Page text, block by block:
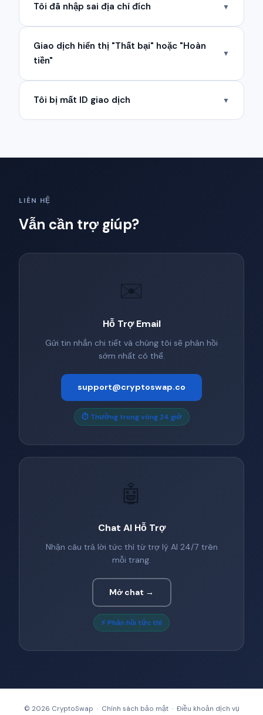
Tôi đã nhập sai địa chỉ đích ▼
Giao dịch hiển thị "Thất bại" hoặc "Hoàn
tiền"
▼
Tôi bị mất ID giao dịch ▼
LIÊN HỆ
Vẫn cần trợ giúp?
✉️
Hỗ Trợ Email
Gửi tin nhắn chi tiết và chúng tôi sẽ phản hồi
sớm nhất có thể.
support@cryptoswap.co
⏱ Thường trong vòng 24 giờ
🤖
Chat AI Hỗ Trợ
Nhận câu trả lời tức thì từ trợ lý AI 24/7 trên
mỗi trang.
Mở chat →
⚡ Phản hồi tức thì
© 2026 CryptoSwap · Chính sách bảo mật· Điều khoản dịch vụ